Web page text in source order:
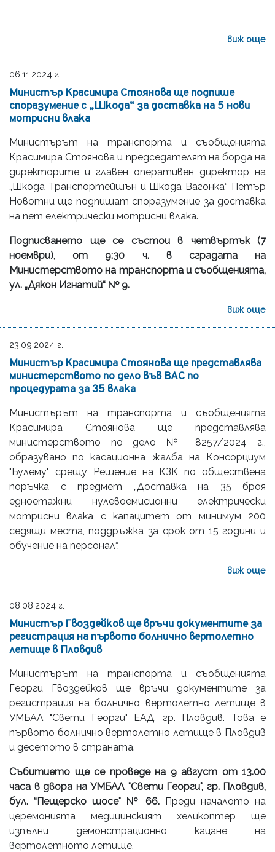
виж още
06.11.2024 г.
Министър Красимира Стоянова ще подпише
споразумение с „Шкода“ за доставка на 5 нови
мотрисни влака
Министърът на транспорта и съобщенията
Красимира Стоянова и председателят на борда на
директорите и главен оперативен директор на
„Шкода Транспортейшън и Шкода Вагонка“ Петър
Новотни ще подпишат споразумение за доставка
на пет електрически мотрисни влака.
Подписването ще се състои в четвъртък (7
ноември), от 9:30 ч. в сградата на
Министерството на транспорта и съобщенията,
ул. „Дякон Игнатий“ № 9.
виж още
23.09.2024 г.
Министър Красимира Стоянова ще представлява
министерството по дело във ВАС по
процедурата за 35 влака
Министърът на транспорта и съобщенията
Красимира Стоянова ще представлява
министерството по дело № 8257/2024 г.,
образувано по касационна жалба на Консорциум
"Булему" срещу Решение на КЗК по обществена
поръчка с предмет „Доставка на 35 броя
едноетажни нулевоемисионни електрически
мотрисни влака с капацитет от минимум 200
седящи места, поддръжка за срок от 15 години и
обучение на персонал“.
виж още
08.08.2024 г.
Министър Гвоздейков ще връчи документите за
регистрация на първото болнично вертолетно
летище в Пловдив
Министърът на транспорта и съобщенията
Георги Гвоздейков ще връчи документите за
регистрация на болнично вертолетно летище в
УМБАЛ "Свети Георги" ЕАД, гр. Пловдив. Това е
първото болнично вертолетно летище в Пловдив
и десетото в страната.
Събитието ще се проведе на 9 август от 13.00
часа в двора на УМБАЛ "Свети Георги", гр. Пловдив,
бул. “Пещерско шосе" № 66. Преди началото на
церемонията медицинският хеликоптер ще
изпълни демонстрационно кацане на
вертолетното летище.